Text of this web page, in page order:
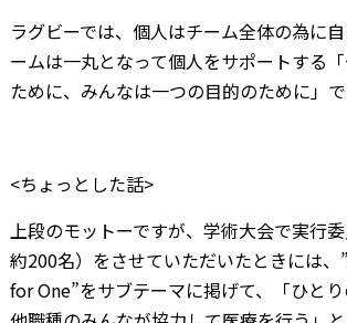
ラグビーでは、個人はチーム全体の為に
ームは一丸となって個人をサポートする
ために、みんなは一つの目的のために」で
<ちょっとした話>
上段のモットーですが、学術大会で実行
約200名）をさせていただいたときには
for One”をサブテーマに掲げて、「ひとり